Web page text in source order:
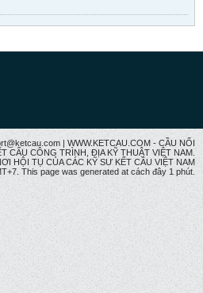
| WWW.KETCAU.COM - CẦU NỐI
CẤU CÔNG TRÌNH, ĐỊA KỸ THUẬT VIỆT NAM.
HỘI TỤ CỦA CÁC KỸ SƯ KẾT CÂU VIỆT NAM
This page was generated at cách đây 1 phút.